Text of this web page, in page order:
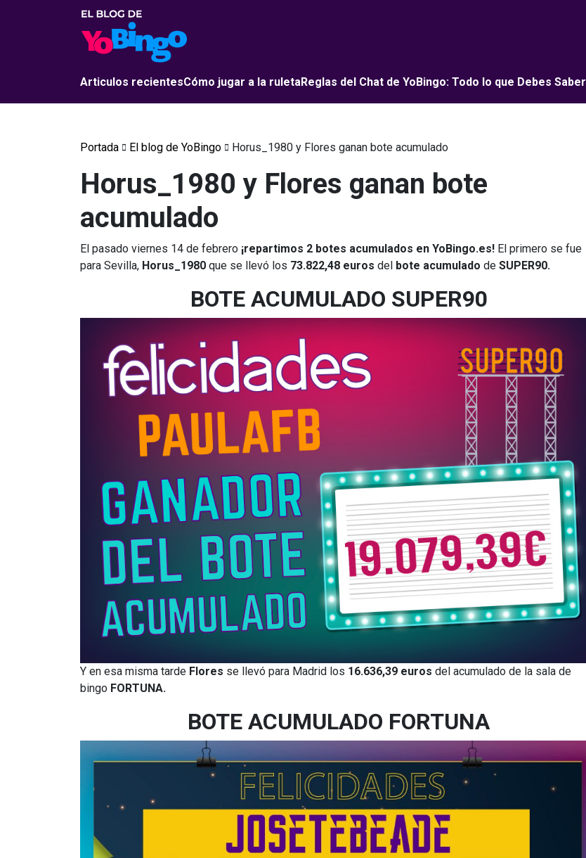
Articulos recientesCómo jugar a la ruletaReglas del Chat de YoBingo: Todo lo que Debes Saber
Portada El blog de YoBingo Horus_1980 y Flores ganan bote acumulado
Horus_1980 y Flores ganan bote
acumulado
El pasado viernes 14 de febrero ¡repartimos 2 botes acumulados en YoBingo.es! El primero se fue
para Sevilla, Horus_1980 que se llevó los 73.822,48 euros del bote acumulado de SUPER90.
BOTE ACUMULADO SUPER90
Y en esa misma tarde Flores se llevó para Madrid los 16.636,39 euros del acumulado de la sala de
bingo FORTUNA.
BOTE ACUMULADO FORTUNA